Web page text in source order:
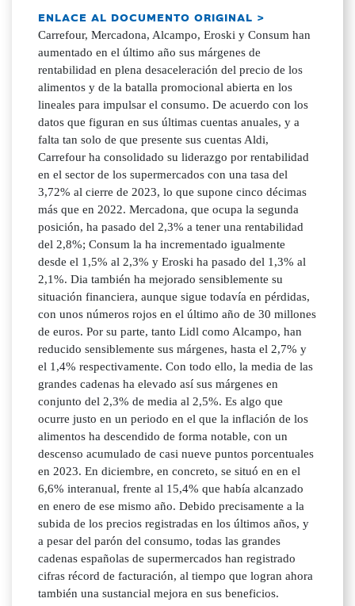
ENLACE AL DOCUMENTO ORIGINAL >
Carrefour, Mercadona, Alcampo, Eroski y Consum han
aumentado en el último año sus márgenes de
rentabilidad en plena desaceleración del precio de los
alimentos y de la batalla promocional abierta en los
lineales para impulsar el consumo. De acuerdo con los
datos que figuran en sus últimas cuentas anuales, y a
falta tan solo de que presente sus cuentas Aldi,
Carrefour ha consolidado su liderazgo por rentabilidad
en el sector de los supermercados con una tasa del
3,72% al cierre de 2023, lo que supone cinco décimas
más que en 2022. Mercadona, que ocupa la segunda
posición, ha pasado del 2,3% a tener una rentabilidad
del 2,8%; Consum la ha incrementado igualmente
desde el 1,5% al 2,3% y Eroski ha pasado del 1,3% al
2,1%. Dia también ha mejorado sensiblemente su
situación financiera, aunque sigue todavía en pérdidas,
con unos números rojos en el último año de 30 millones
de euros. Por su parte, tanto Lidl como Alcampo, han
reducido sensiblemente sus márgenes, hasta el 2,7% y
el 1,4% respectivamente. Con todo ello, la media de las
grandes cadenas ha elevado así sus márgenes en
conjunto del 2,3% de media al 2,5%. Es algo que
ocurre justo en un periodo en el que la inflación de los
alimentos ha descendido de forma notable, con un
descenso acumulado de casi nueve puntos porcentuales
en 2023. En diciembre, en concreto, se situó en en el
6,6% interanual, frente al 15,4% que había alcanzado
en enero de ese mismo año. Debido precisamente a la
subida de los precios registradas en los últimos años, y
a pesar del parón del consumo, todas las grandes
cadenas españolas de supermercados han registrado
cifras récord de facturación, al tiempo que logran ahora
también una sustancial mejora en sus beneficios.